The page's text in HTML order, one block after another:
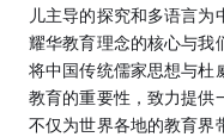
儿主导的探究和多语言为
耀华教育理念的核心与我
将中国传统儒家思想与杜
教育的重要性，致力提供
不仅为世界各地的教育界